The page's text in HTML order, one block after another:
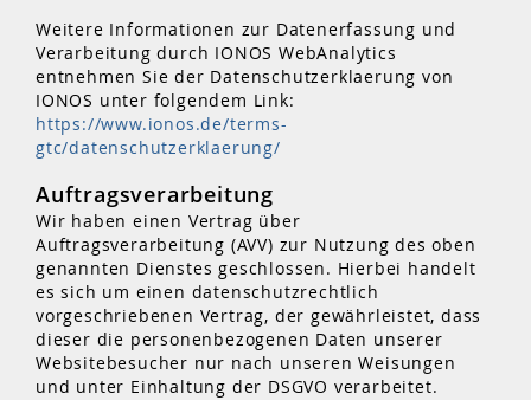
Weitere Informationen zur Datenerfassung und
Verarbeitung durch IONOS WebAnalytics
entnehmen Sie der Datenschutzerklaerung von
IONOS unter folgendem Link:
https://www.ionos.de/terms-
gtc/datenschutzerklaerung/
Auftragsverarbeitung
Wir haben einen Vertrag über
Auftragsverarbeitung (AVV) zur Nutzung des oben
genannten Dienstes geschlossen. Hierbei handelt
es sich um einen datenschutzrechtlich
vorgeschriebenen Vertrag, der gewährleistet, dass
dieser die personenbezogenen Daten unserer
Websitebesucher nur nach unseren Weisungen
und unter Einhaltung der DSGVO verarbeitet.